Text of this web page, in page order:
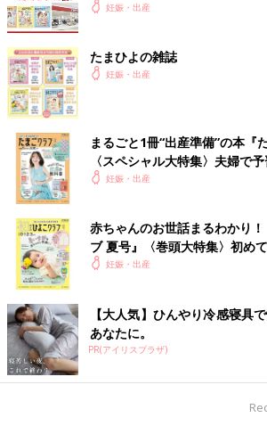
妊娠・出産
たまひよの雑誌
妊娠・出産
まるごと1冊“出産準備”の本『
〈スペシャル大特集〉夫婦で
妊娠・出産
赤ちゃんのお世話まるわかり
ブ 夏号』〈巻頭大特集〉初め
く！ おっぱい・ミルクの基本
妊娠・出産
【大人気】ひんやり冷感寝具
あなたに。
PR(アイリスプラザ)